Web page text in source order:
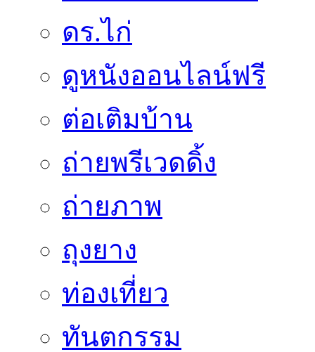
ดร.ไก่
ดูหนังออนไลน์ฟรี
ต่อเติมบ้าน
ถ่ายพรีเวดดิ้ง
ถ่ายภาพ
ถุงยาง
ท่องเที่ยว
ทันตกรรม